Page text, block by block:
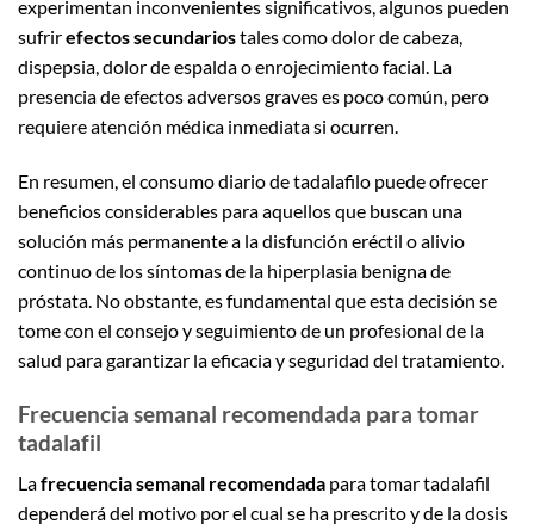
experimentan inconvenientes significativos, algunos pueden
sufrirefectos secundariostales como dolor de cabeza,
dispepsia, dolor de espalda o enrojecimiento facial. La
presencia de efectos adversos graves es poco común, pero
requiere atención médica inmediata si ocurren.
En resumen, el consumo diario de tadalafilo puede ofrecer
beneficios considerables para aquellos que buscan una
solución más permanente a la disfunción eréctil o alivio
continuo de los síntomas de la hiperplasia benigna de
próstata. No obstante, es fundamental que esta decisión se
tome con el consejo y seguimiento de un profesional de la
salud para garantizar la eficacia y seguridad del tratamiento.
Frecuencia semanal recomendada para tomar
tadalafil
Lafrecuencia semanal recomendada para tomar tadalafil
dependerá del motivo por el cual se ha prescrito y de la dosis